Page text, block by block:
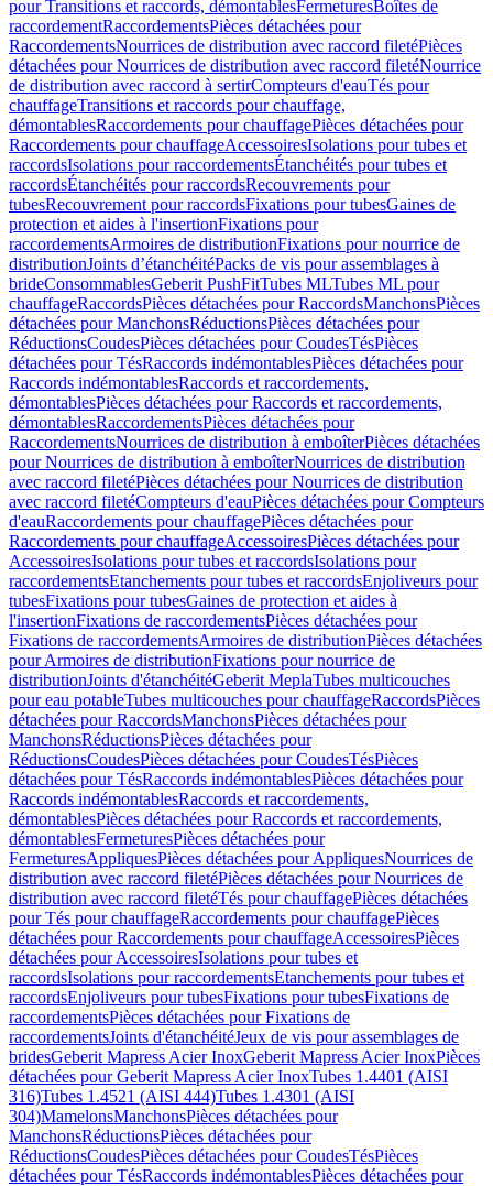
pour Transitions et raccords, démontablesFermeturesBoîtes de
raccordementRaccordementsPièces détachées pour
RaccordementsNourrices de distribution avec raccord filetéPièces
détachées pour Nourrices de distribution avec raccord filetéNourrice
de distribution avec raccord à sertirCompteurs d'eauTés pour
chauffageTransitions et raccords pour chauffage,
démontablesRaccordements pour chauffagePièces détachées pour
Raccordements pour chauffageAccessoiresIsolations pour tubes et
raccordsIsolations pour raccordementsÉtanchéités pour tubes et
raccordsÉtanchéités pour raccordsRecouvrements pour
tubesRecouvrement pour raccordsFixations pour tubesGaines de
protection et aides à l'insertionFixations pour
raccordementsArmoires de distributionFixations pour nourrice de
distributionJoints d’étanchéitéPacks de vis pour assemblages à
brideConsommablesGeberit PushFitTubes MLTubes ML pour
chauffageRaccordsPièces détachées pour RaccordsManchonsPièces
détachées pour ManchonsRéductionsPièces détachées pour
RéductionsCoudesPièces détachées pour CoudesTésPièces
détachées pour TésRaccords indémontablesPièces détachées pour
Raccords indémontablesRaccords et raccordements,
démontablesPièces détachées pour Raccords et raccordements,
démontablesRaccordementsPièces détachées pour
RaccordementsNourrices de distribution à emboîterPièces détachées
pour Nourrices de distribution à emboîterNourrices de distribution
avec raccord filetéPièces détachées pour Nourrices de distribution
avec raccord filetéCompteurs d'eauPièces détachées pour Compteurs
d'eauRaccordements pour chauffagePièces détachées pour
Raccordements pour chauffageAccessoiresPièces détachées pour
AccessoiresIsolations pour tubes et raccordsIsolations pour
raccordementsEtanchements pour tubes et raccordsEnjoliveurs pour
tubesFixations pour tubesGaines de protection et aides à
l'insertionFixations de raccordementsPièces détachées pour
Fixations de raccordementsArmoires de distributionPièces détachées
pour Armoires de distributionFixations pour nourrice de
distributionJoints d'étanchéitéGeberit MeplaTubes multicouches
pour eau potableTubes multicouches pour chauffageRaccordsPièces
détachées pour RaccordsManchonsPièces détachées pour
ManchonsRéductionsPièces détachées pour
RéductionsCoudesPièces détachées pour CoudesTésPièces
détachées pour TésRaccords indémontablesPièces détachées pour
Raccords indémontablesRaccords et raccordements,
démontablesPièces détachées pour Raccords et raccordements,
démontablesFermeturesPièces détachées pour
FermeturesAppliquesPièces détachées pour AppliquesNourrices de
distribution avec raccord filetéPièces détachées pour Nourrices de
distribution avec raccord filetéTés pour chauffagePièces détachées
pour Tés pour chauffageRaccordements pour chauffagePièces
détachées pour Raccordements pour chauffageAccessoiresPièces
détachées pour AccessoiresIsolations pour tubes et
raccordsIsolations pour raccordementsEtanchements pour tubes et
raccordsEnjoliveurs pour tubesFixations pour tubesFixations de
raccordementsPièces détachées pour Fixations de
raccordementsJoints d'étanchéitéJeux de vis pour assemblages de
bridesGeberit Mapress Acier InoxGeberit Mapress Acier InoxPièces
détachées pour Geberit Mapress Acier InoxTubes 1.4401 (AISI
316)Tubes 1.4521 (AISI 444)Tubes 1.4301 (AISI
304)MamelonsManchonsPièces détachées pour
ManchonsRéductionsPièces détachées pour
RéductionsCoudesPièces détachées pour CoudesTésPièces
détachées pour TésRaccords indémontablesPièces détachées pour